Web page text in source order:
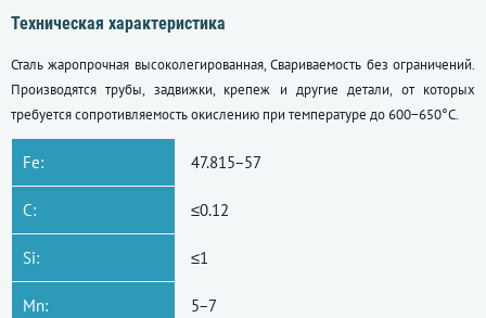
Техническая характеристика
Сталь жаропрочная высоколегированная, Свариваемость без ограничений.
Производятся трубы, задвижки, крепеж и другие детали, от которых
требуется сопротивляемость окислению при температуре до 600−650°С.
Fe: 47.815−57
C: ≤0.12
Si: ≤1
Mn: 5−7